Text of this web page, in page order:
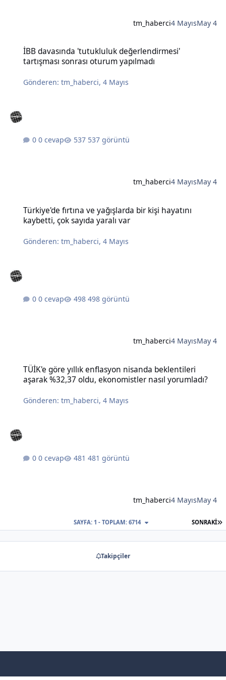
tm_haberci4 MayısMay 4
İBB davasında 'tutukluluk değerlendirmesi'
tartışması sonrası oturum yapılmadı
Gönderen:tm_haberci,4 Mayıs
0 cevap 537 görüntü
tm_haberci4 MayısMay 4
Türkiye'de fırtına ve yağışlarda bir kişi hayatını
kaybetti, çok sayıda yaralı var
Gönderen:tm_haberci,4 Mayıs
0 cevap 498 görüntü
tm_haberci4 MayısMay 4
TÜİK'e göre yıllık enflasyon nisanda beklentileri
aşarak %32,37 oldu, ekonomistler nasıl yorumladı?
Gönderen:tm_haberci,4 Mayıs
0 cevap 481 görüntü
tm_haberci4 MayısMay 4
SONRAKI
SAYFA: 1 - TOPLAM: 6714
Takipçiler